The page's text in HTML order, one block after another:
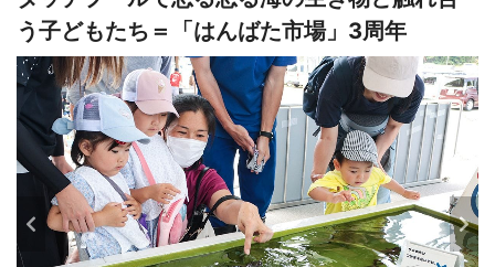
う子どもたち＝「はんばた市場」3周年